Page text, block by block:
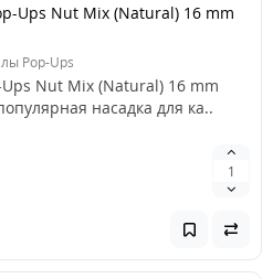
Ups Nut Mix (Natural) 16 mm
Pop-Ups
Nut Mix (Natural) 16 mm
насадка для ка..